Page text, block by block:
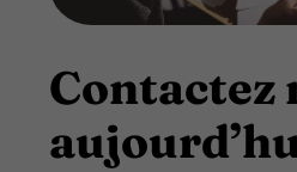
Contactez